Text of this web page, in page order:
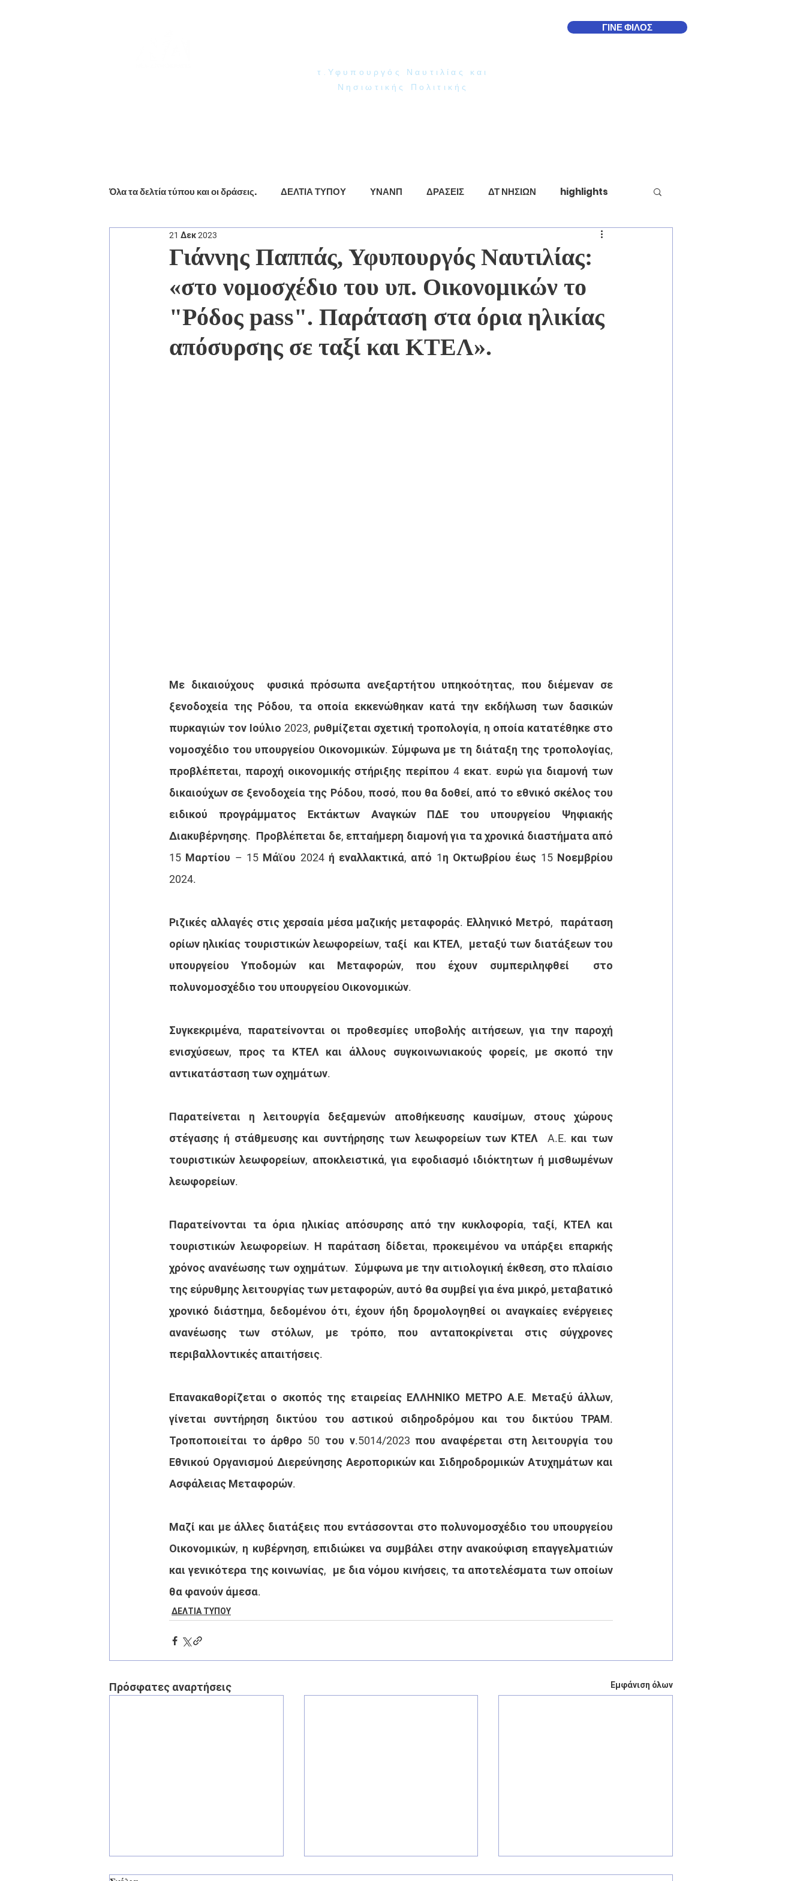
τ.Υφυπουργός Ναυτιλίας και
Νησιωτικής Πολιτικής
ΓΙΝΕ ΦΙΛΟΣ
Όλα τα δελτία τύπου και οι δράσεις. ΔΕΛΤΙΑ ΤΥΠΟΥ ΥΝΑΝΠ ΔΡΑΣΕΙΣ ΔΤ ΝΗΣΙΩΝ highlights
Γιάννης Παππάς, Υφυπουργός Ναυτιλίας:
«στο νομοσχέδιο του υπ. Οικονομικών το
"Ρόδος pass". Παράταση στα όρια ηλικίας
απόσυρσης σε ταξί και ΚΤΕΛ».
21 Δεκ 2023
Με δικαιούχους  φυσικά πρόσωπα ανεξαρτήτου υπηκοότητας, που διέμεναν σε
ξενοδοχεία της Ρόδου, τα οποία εκκενώθηκαν κατά την εκδήλωση των δασικών
πυρκαγιών τον Ιούλιο 2023, ρυθμίζεται σχετική τροπολογία, η οποία κατατέθηκε στο
νομοσχέδιο του υπουργείου Οικονομικών. Σύμφωνα με τη διάταξη της τροπολογίας,
προβλέπεται, παροχή οικονομικής στήριξης περίπου 4 εκατ. ευρώ για διαμονή των
δικαιούχων σε ξενοδοχεία της Ρόδου, ποσό, που θα δοθεί, από το εθνικό σκέλος του
ειδικού προγράμματος Εκτάκτων Αναγκών ΠΔΕ του υπουργείου Ψηφιακής
Διακυβέρνησης.  Προβλέπεται δε, επταήμερη διαμονή για τα χρονικά διαστήματα από
15 Μαρτίου – 15 Μάϊου 2024 ή εναλλακτικά, από 1η Οκτωβρίου έως 15 Νοεμβρίου
2024.
Ριζικές αλλαγές στις χερσαία μέσα μαζικής μεταφοράς. Ελληνικό Μετρό,  παράταση
ορίων ηλικίας τουριστικών λεωφορείων, ταξί  και ΚΤΕΛ,  μεταξύ των διατάξεων του
υπουργείου Υποδομών και Μεταφορών, που έχουν συμπεριληφθεί  στο
πολυνομοσχέδιο του υπουργείου Οικονομικών.
Συγκεκριμένα, παρατείνονται οι προθεσμίες υποβολής αιτήσεων, για την παροχή
ενισχύσεων, προς τα ΚΤΕΛ και άλλους συγκοινωνιακούς φορείς, με σκοπό την
αντικατάσταση των οχημάτων.
Παρατείνεται η λειτουργία δεξαμενών αποθήκευσης καυσίμων, στους χώρους
στέγασης ή στάθμευσης και συντήρησης των λεωφορείων των ΚΤΕΛ  A.E. και των
τουριστικών λεωφορείων, αποκλειστικά, για εφοδιασμό ιδιόκτητων ή μισθωμένων
λεωφορείων.
Παρατείνονται τα όρια ηλικίας απόσυρσης από την κυκλοφορία, ταξί, ΚΤΕΛ και
τουριστικών λεωφορείων. Η παράταση δίδεται, προκειμένου να υπάρξει επαρκής
χρόνος ανανέωσης των οχημάτων.  Σύμφωνα με την αιτιολογική έκθεση, στο πλαίσιο
της εύρυθμης λειτουργίας των μεταφορών, αυτό θα συμβεί για ένα μικρό, μεταβατικό
χρονικό διάστημα, δεδομένου ότι, έχουν ήδη δρομολογηθεί οι αναγκαίες ενέργειες
ανανέωσης των στόλων, με τρόπο, που ανταποκρίνεται στις σύγχρονες
περιβαλλοντικές απαιτήσεις.
Επανακαθορίζεται ο σκοπός της εταιρείας ΕΛΛΗΝΙΚΟ ΜΕΤΡΟ Α.Ε. Μεταξύ άλλων,
γίνεται συντήρηση δικτύου του αστικού σιδηροδρόμου και του δικτύου ΤΡΑΜ.
Τροποποιείται το άρθρο 50 του ν.5014/2023 που αναφέρεται στη λειτουργία του
Εθνικού Οργανισμού Διερεύνησης Αεροπορικών και Σιδηροδρομικών Ατυχημάτων και
Ασφάλειας Μεταφορών.
Μαζί και με άλλες διατάξεις που εντάσσονται στο πολυνομοσχέδιο του υπουργείου
Οικονομικών, η κυβέρνηση, επιδιώκει να συμβάλει στην ανακούφιση επαγγελματιών
και γενικότερα της κοινωνίας,  με δια νόμου κινήσεις, τα αποτελέσματα των οποίων
θα φανούν άμεσα.
ΔΕΛΤΙΑ ΤΥΠΟΥ
Πρόσφατες αναρτήσεις Εμφάνιση όλων